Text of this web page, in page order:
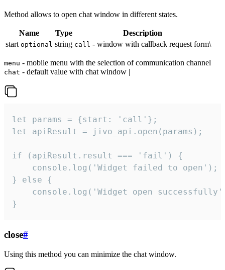
Method allows to open chat window in different states.
Name Type
Description
start optional string call - window with callback request form\
menu - mobile menu with the selection of communication channel
chat - default value with chat window |
let params = {start: 'call'};
let apiResult = jivo_api.open(params);
if (apiResult.result === 'fail') {
    console.log('Widget failed to open');
} else {
console.log('Widget open
}
close#
Using this method you can minimize the chat window.